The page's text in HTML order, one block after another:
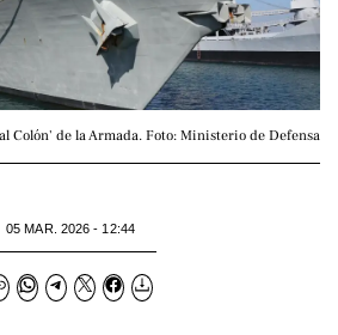
Colón' de la Armada. Foto: Ministerio de Defensa
05 MAR. 2026 - 12:44